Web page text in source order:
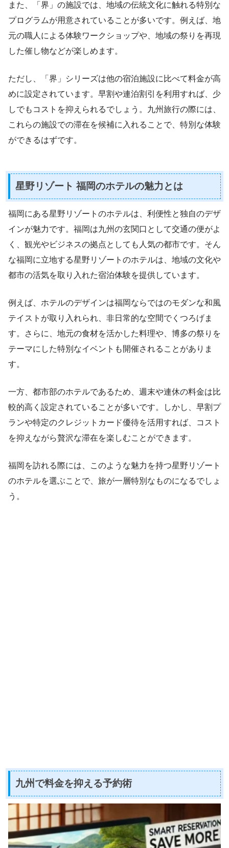
また、「界」の施設では、地域の伝統文化に触れる特別な
プログラムが用意されていることが多いです。例えば、地
元の職人による体験ワークショップや、地域の祭りを再現
した催し物などが楽しめます。
ただし、「界」シリーズは他の宿泊施設に比べて料金が高
めに設定されています。早割や連泊割引を利用すれば、少
しでもコストを抑えられるでしょう。九州旅行の際には、
これらの施設での滞在を候補に入れることで、特別な体験
ができるはずです。
星野リゾート 福岡のホテルの魅力とは
福岡にある星野リゾートのホテルは、利便性と独自のデザ
インが魅力です。福岡は九州の玄関口として交通の便がよ
く、観光やビジネスの拠点としても人気の都市です。そん
な福岡に立地する星野リゾートのホテルは、地域の文化や
都市の活気を取り入れた宿泊体験を提供しています。
例えば、ホテルのデザインは福岡ならではのモダンな和風
テイストが取り入れられ、非日常的な空間でくつろげま
す。さらに、地元の食材を活かした料理や、博多の祭りを
テーマにした特別なイベントも開催されることがありま
す。
一方、都市部のホテルであるため、週末や連休の料金は比
較的高く設定されていることが多いです。しかし、早割プ
ランや特定のクレジットカード優待を活用すれば、コスト
を抑えながら贅沢な滞在を楽しむことができます。
福岡を訪れる際には、このような魅力を持つ星野リゾート
のホテルを選ぶことで、旅が一層特別なものになるでしょ
う。
九州で料金を抑える予約術